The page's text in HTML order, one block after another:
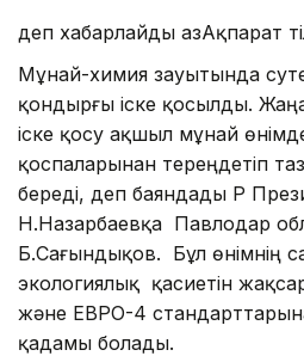
деп хабарлайды ҚазАқпарат
Мұнай-химия зауытында
қондырғы іске қосылды.
іске қосу ақшыл мұнай
қоспаларынан тереңдетіп
береді, деп баяндады ҚР
Н.Назарбаевқа Павлодар
Б.Сағындықов. Бұл өнімнің
экологиялық қасиетін
және ЕВРО-4
қадамы болады.